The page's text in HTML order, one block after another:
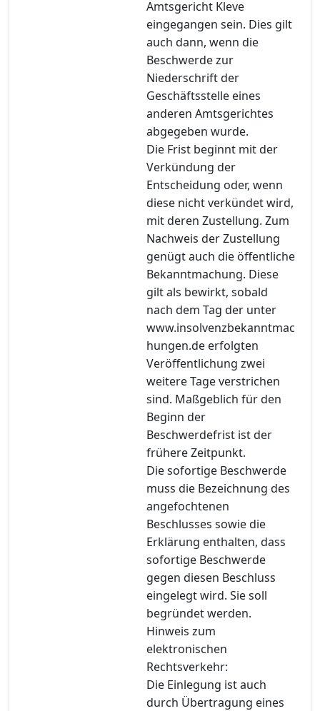
Amtsgericht Kleve
eingegangen sein. Dies gilt
auch dann, wenn die
Beschwerde zur
Niederschrift der
Geschäftsstelle eines
anderen Amtsgerichtes
abgegeben wurde.
Die Frist beginnt mit der
Verkündung der
Entscheidung oder, wenn
diese nicht verkündet wird,
mit deren Zustellung. Zum
Nachweis der Zustellung
genügt auch die öffentliche
Bekanntmachung. Diese
gilt als bewirkt, sobald
nach dem Tag der unter
www.insolvenzbekanntmac
hungen.de erfolgten
Veröffentlichung zwei
weitere Tage verstrichen
sind. Maßgeblich für den
Beginn der
Beschwerdefrist ist der
frühere Zeitpunkt.
Die sofortige Beschwerde
muss die Bezeichnung des
angefochtenen
Beschlusses sowie die
Erklärung enthalten, dass
sofortige Beschwerde
gegen diesen Beschluss
eingelegt wird. Sie soll
begründet werden.
Hinweis zum
elektronischen
Rechtsverkehr:
Die Einlegung ist auch
durch Übertragung eines